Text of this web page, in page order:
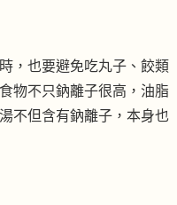
，也要避免吃丸子、餃類
物不只鈉離子很高，油脂
不但含有鈉離子，本身也